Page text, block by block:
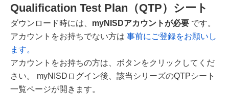
Qualification Test Plan（QTP）シート
ダウンロード時には、 myNISDアカウントが必要 です。
アカウントをお持ちでない方は 事前にご登録をお願いし
ます。
アカウントをお持ちの方は、ボタンをクリックしてくだ
さい。 myNISDログイン後、該当シリーズのQTPシート
一覧ページが開きます。